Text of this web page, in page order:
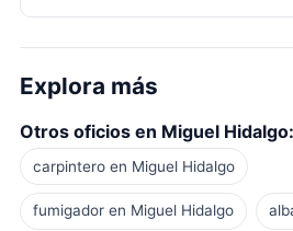
Explora más
Otros oficios en Miguel Hidalgo:
carpintero en Miguel Hidalgo
fumigador en Miguel Hidalgo